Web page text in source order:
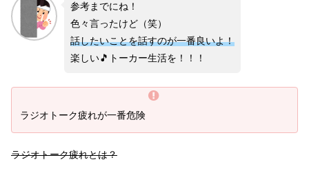
参考までにね！
色々言ったけど（笑）
話したいことを話すのが一番良いよ！
楽しい🎵トーカー生活を！！！
ラジオトーク疲れが一番危険
ラジオトーク疲れとは？